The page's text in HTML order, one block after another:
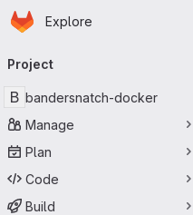
Skip to main content
Homepage
Explore
navigation
Project
B bandersnatch-docker
Manage
Plan
Code
Build